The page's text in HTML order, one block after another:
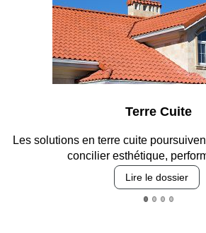
cuite poursuivent leur évolution pour
esthétique, performances…